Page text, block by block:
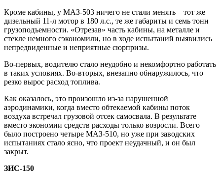
Кроме кабины, у МАЗ-503 ничего не стали менять – тот же
дизельный 11-л мотор в 180 л.с., те же габариты и семь тонн
грузоподъемности. «Отрезав» часть кабины, на металле и
стекле немного сэкономили, но в ходе испытаний выявились
непредвиденные и неприятные сюрпризы.
Во-первых, водителю стало неудобно и некомфортно работать
в таких условиях. Во-вторых, внезапно обнаружилось, что
резко вырос расход топлива.
Как оказалось, это произошло из-за нарушенной
аэродинамики, когда вместо обтекаемой кабины поток
воздуха встречал грузовой отсек самосвала. В результате
вместо экономии средств расходы только возросли. Всего
было построено четыре МАЗ-510, но уже при заводских
испытаниях стало ясно, что проект неудачный, и он был
закрыт.
ЗИС-150